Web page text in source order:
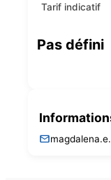
Tarif indicatif
Pas défini